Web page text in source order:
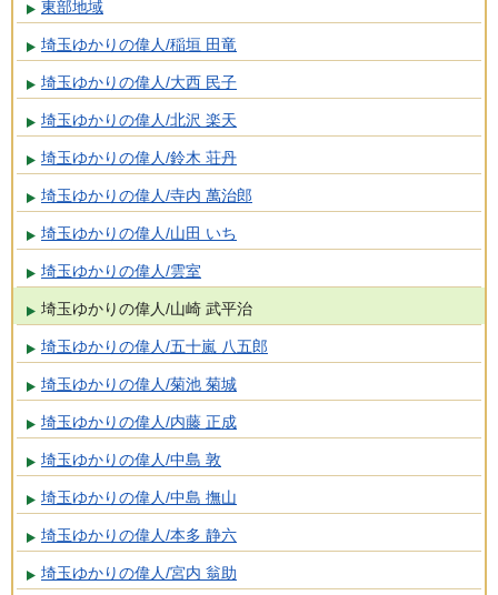
東部地域
埼玉ゆかりの偉人/稲垣 田竜
埼玉ゆかりの偉人/大西 民子
埼玉ゆかりの偉人/北沢 楽天
埼玉ゆかりの偉人/鈴木 荘丹
埼玉ゆかりの偉人/寺内 萬治郎
埼玉ゆかりの偉人/山田 いち
埼玉ゆかりの偉人/雲室
埼玉ゆかりの偉人/山崎 武平治
埼玉ゆかりの偉人/五十嵐 八五郎
埼玉ゆかりの偉人/菊池 菊城
埼玉ゆかりの偉人/内藤 正成
埼玉ゆかりの偉人/中島 敦
埼玉ゆかりの偉人/中島 撫山
埼玉ゆかりの偉人/本多 静六
埼玉ゆかりの偉人/宮内 翁助